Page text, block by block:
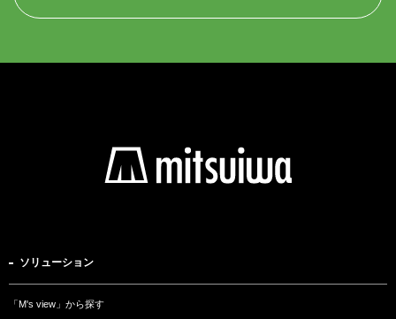
ソリューション
「M's view」から探す